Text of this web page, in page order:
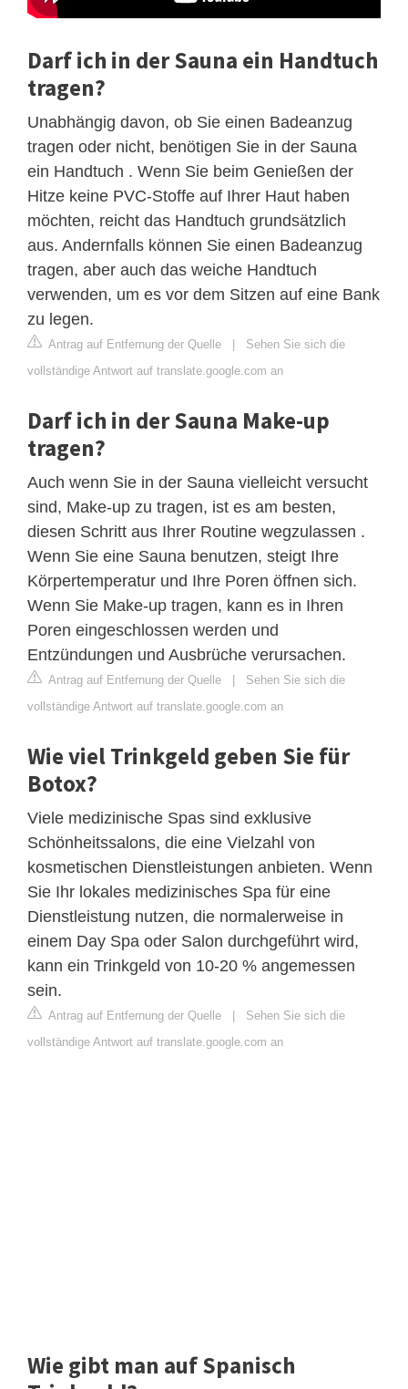
Darf ich in der Sauna ein Handtuch
tragen?
Unabhängig davon, ob Sie einen Badeanzug
tragen oder nicht, benötigen Sie in der Sauna
ein Handtuch . Wenn Sie beim Genießen der
Hitze keine PVC-Stoffe auf Ihrer Haut haben
möchten, reicht das Handtuch grundsätzlich
aus. Andernfalls können Sie einen Badeanzug
tragen, aber auch das weiche Handtuch
verwenden, um es vor dem Sitzen auf eine Bank
zu legen.
Antrag auf Entfernung der Quelle | Sehen Sie sich die
vollständige Antwort auf translate.google.com an
Darf ich in der Sauna Make-up
tragen?
Auch wenn Sie in der Sauna vielleicht versucht
sind, Make-up zu tragen, ist es am besten,
diesen Schritt aus Ihrer Routine wegzulassen .
Wenn Sie eine Sauna benutzen, steigt Ihre
Körpertemperatur und Ihre Poren öffnen sich.
Wenn Sie Make-up tragen, kann es in Ihren
Poren eingeschlossen werden und
Entzündungen und Ausbrüche verursachen.
Antrag auf Entfernung der Quelle | Sehen Sie sich die
vollständige Antwort auf translate.google.com an
Wie viel Trinkgeld geben Sie für
Botox?
Viele medizinische Spas sind exklusive
Schönheitssalons, die eine Vielzahl von
kosmetischen Dienstleistungen anbieten. Wenn
Sie Ihr lokales medizinisches Spa für eine
Dienstleistung nutzen, die normalerweise in
einem Day Spa oder Salon durchgeführt wird,
kann ein Trinkgeld von 10-20 % angemessen
sein.
Antrag auf Entfernung der Quelle | Sehen Sie sich die
vollständige Antwort auf translate.google.com an
Wie gibt man auf Spanisch